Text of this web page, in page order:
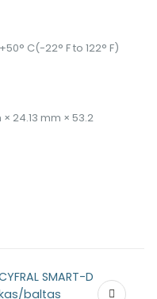
C(-22° F to 122° F)
× 24.13 mm × 53.2